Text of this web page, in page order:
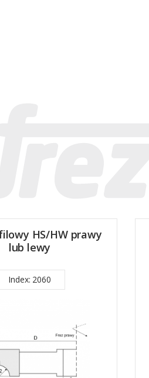
HS/HW prawy
lub lewy
Index: 2060